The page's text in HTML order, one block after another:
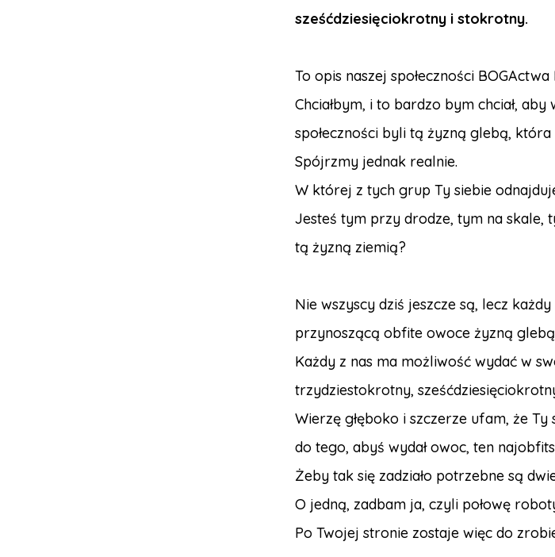
sześćdziesięciokrotny i stokrotny.
To opis naszej społeczności BOGActwa
Chciałbym, i to bardzo bym chciał,
społeczności byli tą żyzną glebą,
Spójrzmy jednak realnie.
W której z tych grup Ty siebie
Jesteś tym przy drodze, tym na skale,
tą żyzną ziemią?
Nie wszyscy dziś jeszcze są, lecz
przynoszącą obfite owoce żyzną
Każdy z nas ma możliwość wydać w
trzydziestokrotny,
Wierzę głęboko i szczerze ufam, że
do tego, abyś wydał owoc, ten
Żeby tak się zadziało potrzebne są
O jedną, zadbam ja, czyli połowę
Po Twojej stronie zostaje więc do